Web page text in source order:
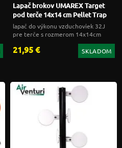
Lapač brokov UMAREX Target
pod terče 14x14 cm Pellet Trap
lapač do výkonu vzduchoviek 32J
pre terče s rozmerom 14x14cm
21,95 € SKLADOM